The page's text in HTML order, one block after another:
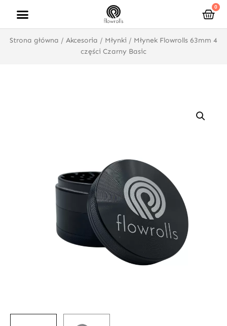
treści
0
Strona główna / Akcesoria / Młynki / Młynek Flowrolls 63mm 4
części Czarny Basic